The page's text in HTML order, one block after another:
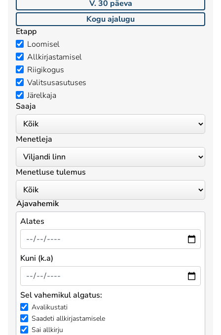
V. 30 päeva
Kogu ajalugu
Etapp
Loomisel
Allkirjastamisel
Riigikogus
Valitsusasutuses
Järelkaja
Saaja
Menetleja
Menetluse tulemus
Ajavahemik
Alates
Kuni (k.a)
Sel vahemikul algatus:
Avalikustati
Saadeti allkirjastamisele
Sai allkirju